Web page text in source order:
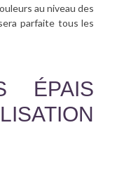
au niveau des
parfaite tous les
ÉPAIS